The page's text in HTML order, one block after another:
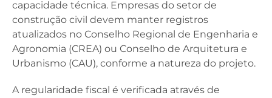
capacidade técnica. Empresas do setor de
construção civil devem manter registros
atualizados no Conselho Regional de Engenharia e
Agronomia (CREA) ou Conselho de Arquitetura e
Urbanismo (CAU), conforme a natureza do projeto.
A regularidade fiscal é verificada através de